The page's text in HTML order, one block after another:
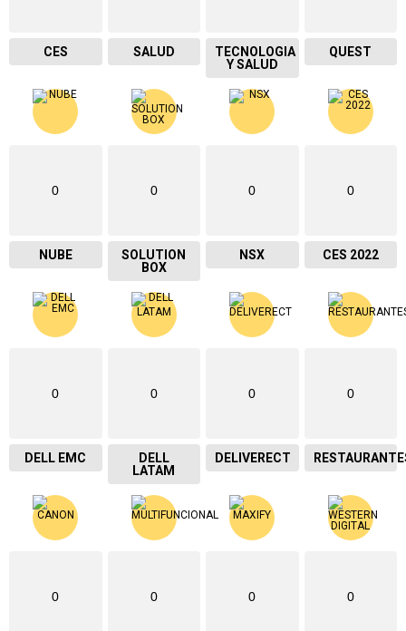
CES SALUD
TECNOLOGIA
Y SALUD
QUEST
0
NUBE
0
SOLUTION
BOX
0
NSX
0
CES 2022
0
DELL EMC
0
DELL
LATAM
0
DELIVERECT
0
0 0 0 0